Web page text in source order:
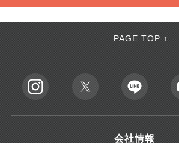
PAGE TOP ↑
会社情報